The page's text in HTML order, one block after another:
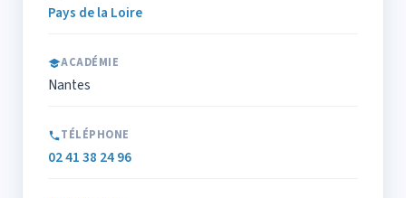
Pays de la Loire
ACADÉMIE
Nantes
TÉLÉPHONE
02 41 38 24 96